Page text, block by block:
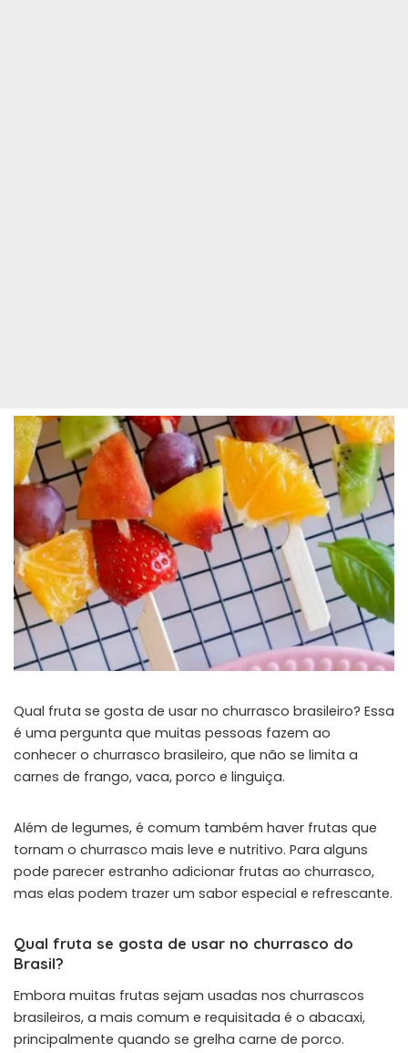
Qual fruta se gosta de usar no churrasco brasileiro? Essa
é uma pergunta que muitas pessoas fazem ao
conhecer o churrasco brasileiro, que não se limita a
carnes de frango, vaca, porco e linguiça.
Além de legumes, é comum também haver frutas que
tornam o churrasco mais leve e nutritivo. Para alguns
pode parecer estranho adicionar frutas ao churrasco,
mas elas podem trazer um sabor especial e refrescante.
Qual fruta se gosta de usar no churrasco do
Brasil?
Embora muitas frutas sejam usadas nos churrascos
brasileiros, a mais comum e requisitada é o abacaxi,
principalmente quando se grelha carne de porco.